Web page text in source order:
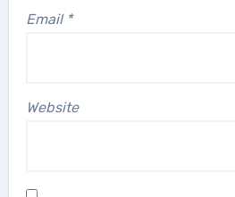
Email *
Website